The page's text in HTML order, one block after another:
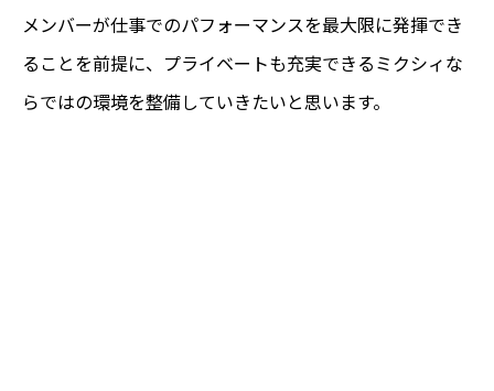
メンバーが仕事でのパフォーマンスを最大限に発揮でき
ることを前提に、プライベートも充実できるミクシィな
らではの環境を整備していきたいと思います。